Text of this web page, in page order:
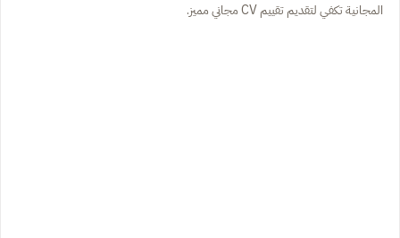
المجانية تكفي لتقديم تقييم CV مجاني مميز.